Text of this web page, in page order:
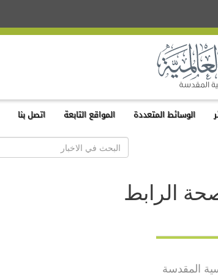
الوسائط المتعددة المواقع التابعة اتصل بنا
الرابط
المقدسة